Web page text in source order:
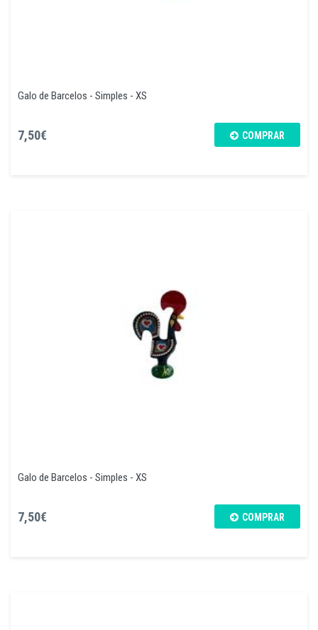
Galo de Barcelos - Simples - XS
7,50€ COMPRAR
Galo de Barcelos - Simples - XS
7,50€ COMPRAR